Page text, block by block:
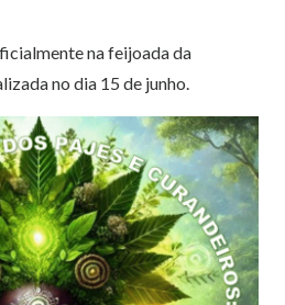
na feijoada da
no dia 15 de junho.